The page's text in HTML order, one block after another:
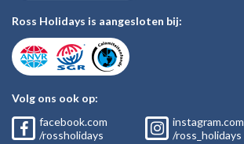
Ross Holidays is aangesloten bij:
Volg ons ook op:
facebook.com
/rossholidays
instagram.com
/ross_holidays